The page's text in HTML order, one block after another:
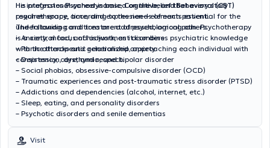
His professional career is based on the belief that every story
requires space, time, and expression—elements essential for the
understanding and treatment of psychological pain. Psychotherapy
is a central focus of his work, as it combines psychiatric knowledge
with the therapeutic relationship, approaching each individual with
consistency, care, and respect.
He integratesPsychodynamic, Cognitive, and Behavioral (CBT)
psychotherapy, according to the needs of each patient.
The following conditions are addressed, among others:
– Anxiety, mood, and adjustment disorders
– Panic attacks and generalized anxiety
– Depression, dysthymia, and bipolar disorder
– Social phobias, obsessive-compulsive disorder (OCD)
– Traumatic experiences and post-traumatic stress disorder (PTSD)
– Addictions and dependencies (alcohol, internet, etc.)
– Sleep, eating, and personality disorders
– Psychotic disorders and senile dementias
Visit